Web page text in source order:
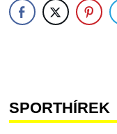
SPORTHÍREK